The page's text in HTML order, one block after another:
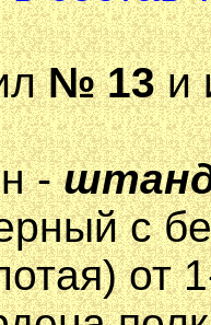
№ 13и
-
с
от